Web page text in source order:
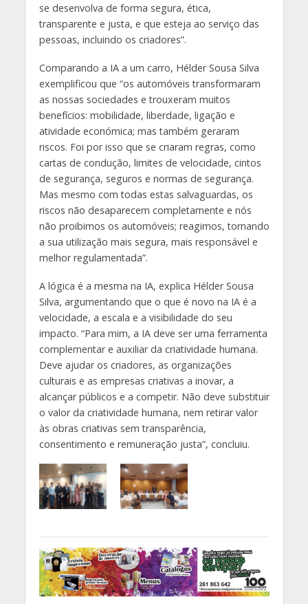
se desenvolva de forma segura, ética,
transparente e justa, e que esteja ao serviço das
pessoas, incluindo os criadores”.
Comparando a IA a um carro, Hélder Sousa Silva
exemplificou que “os automóveis transformaram
as nossas sociedades e trouxeram muitos
benefícios: mobilidade, liberdade, ligação e
atividade económica; mas também geraram
riscos. Foi por isso que se criaram regras, como
cartas de condução, limites de velocidade, cintos
de segurança, seguros e normas de segurança.
Mas mesmo com todas estas salvaguardas, os
riscos não desaparecem completamente e nós
não proibimos os automóveis; reagimos, tornando
a sua utilização mais segura, mais responsável e
melhor regulamentada”.
A lógica é a mesma na IA, explica Hélder Sousa
Silva, argumentando que o que é novo na IA é a
velocidade, a escala e a visibilidade do seu
impacto. “Para mim, a IA deve ser uma ferramenta
complementar e auxiliar da criatividade humana.
Deve ajudar os criadores, as organizações
culturais e as empresas criativas a inovar, a
alcançar públicos e a competir. Não deve substituir
o valor da criatividade humana, nem retirar valor
às obras criativas sem transparência,
consentimento e remuneração justa”, concluiu.